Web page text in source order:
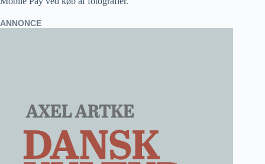
ANNONCE